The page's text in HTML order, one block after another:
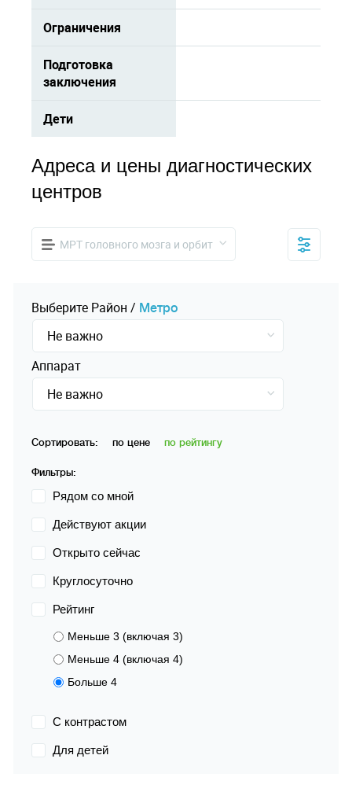
Ограничения
Подготовка
заключения
Дети
Адреса и цены диагностических
центров
МРТ головного мозга и орбит
Выберите Pайон / Mетро
Не важно
Аппарат
Не важно
Сортировать: по цене по рейтингу
Фильтры:
Рядом со мной
Действуют акции
Открыто сейчас
Круглосуточно
Рейтинг
Меньше 3 (включая 3)
Меньше 4 (включая 4)
Больше 4
С контрастом
Для детей